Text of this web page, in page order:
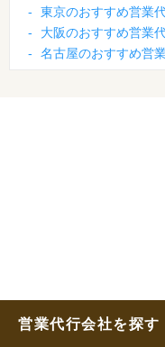
-
東京のおすすめ営業
-
大阪のおすすめ営業
-
名古屋のおすすめ営
営業代行会社を探す